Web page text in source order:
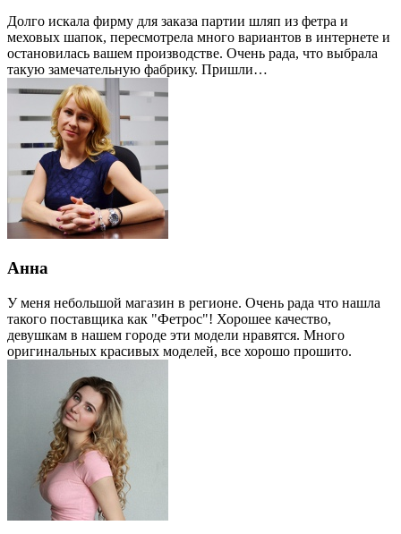
Долго искала фирму для заказа партии шляп из фетра и
меховых шапок, пересмотрела много вариантов в интернете и
остановилась вашем производстве. Очень рада, что выбрала
такую замечательную фабрику. Пришли…
Анна
У меня небольшой магазин в регионе. Очень рада что нашла
такого поставщика как "Фетрос"! Хорошее качество,
девушкам в нашем городе эти модели нравятся. Много
оригинальных красивых моделей, все хорошо прошито.